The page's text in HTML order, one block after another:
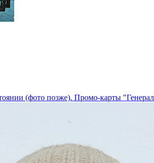
(фото позже). Промо-карты